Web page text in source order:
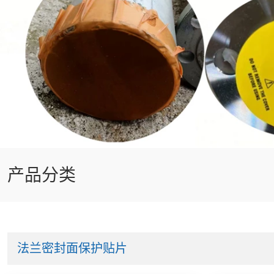
产品分类
法兰密封面保护贴片